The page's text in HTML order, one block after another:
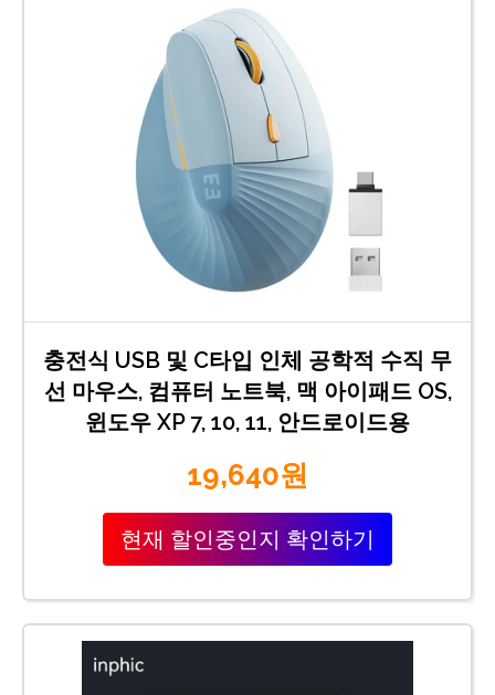
충전식 USB 및 C타입 인체 공학적 수직 무
선 마우스, 컴퓨터 노트북, 맥 아이패드 OS,
윈도우 XP 7, 10, 11, 안드로이드용
19,640원
현재 할인중인지 확인하기